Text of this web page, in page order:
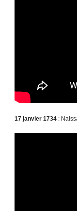
17 janvier 1734 :